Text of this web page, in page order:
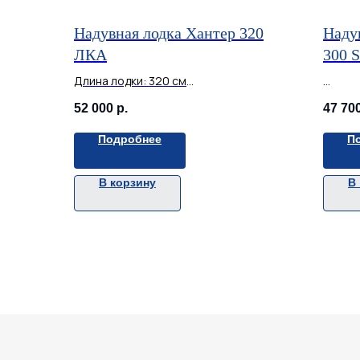
Надувная лодка Хантер 320
ЛКА
Длина лодки: 320 см
Макс. мощность мотора, л.с.: 9,9
Диаметр баллона: 41,5 см
Количество мест: 3 чел.
Грузоподъемность: 400 кг
52 000 р.
Подробнее
В корзину
300 S
Макс.
47
В